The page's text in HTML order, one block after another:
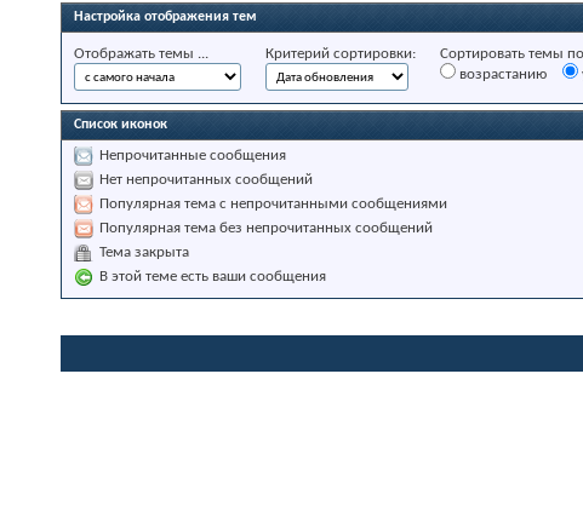
Настройка отображения тем
Отображать темы ... Критерий сортировки:
Сортировать темы
возрастанию
Список иконок
Непрочитанные сообщения
Нет непрочитанных сообщений
Популярная тема с непрочитанными сообщениями
Популярная тема без непрочитанных сообщений
Тема закрыта
В этой теме есть ваши сообщения